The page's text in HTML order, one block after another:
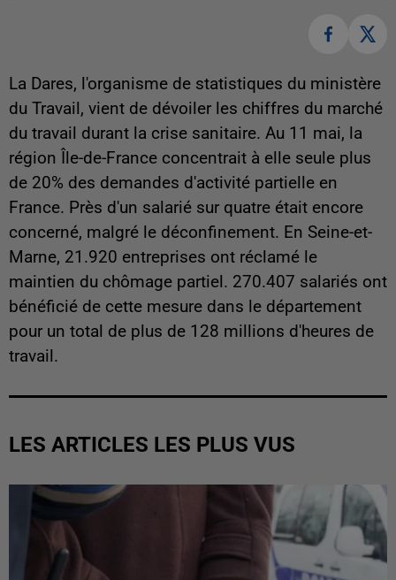
La Dares, l'organisme de statistiques du ministère
du Travail, vient de dévoiler les chiffres du marché
du travail durant la crise sanitaire. Au 11 mai, la
région Île-de-France concentrait à elle seule plus
de 20% des demandes d'activité partielle en
France. Près d'un salarié sur quatre était encore
concerné, malgré le déconfinement. En Seine-et-
Marne, 21.920 entreprises ont réclamé le
maintien du chômage partiel. 270.407 salariés ont
bénéficié de cette mesure dans le département
pour un total de plus de 128 millions d'heures de
travail.
LES ARTICLES LES PLUS VUS